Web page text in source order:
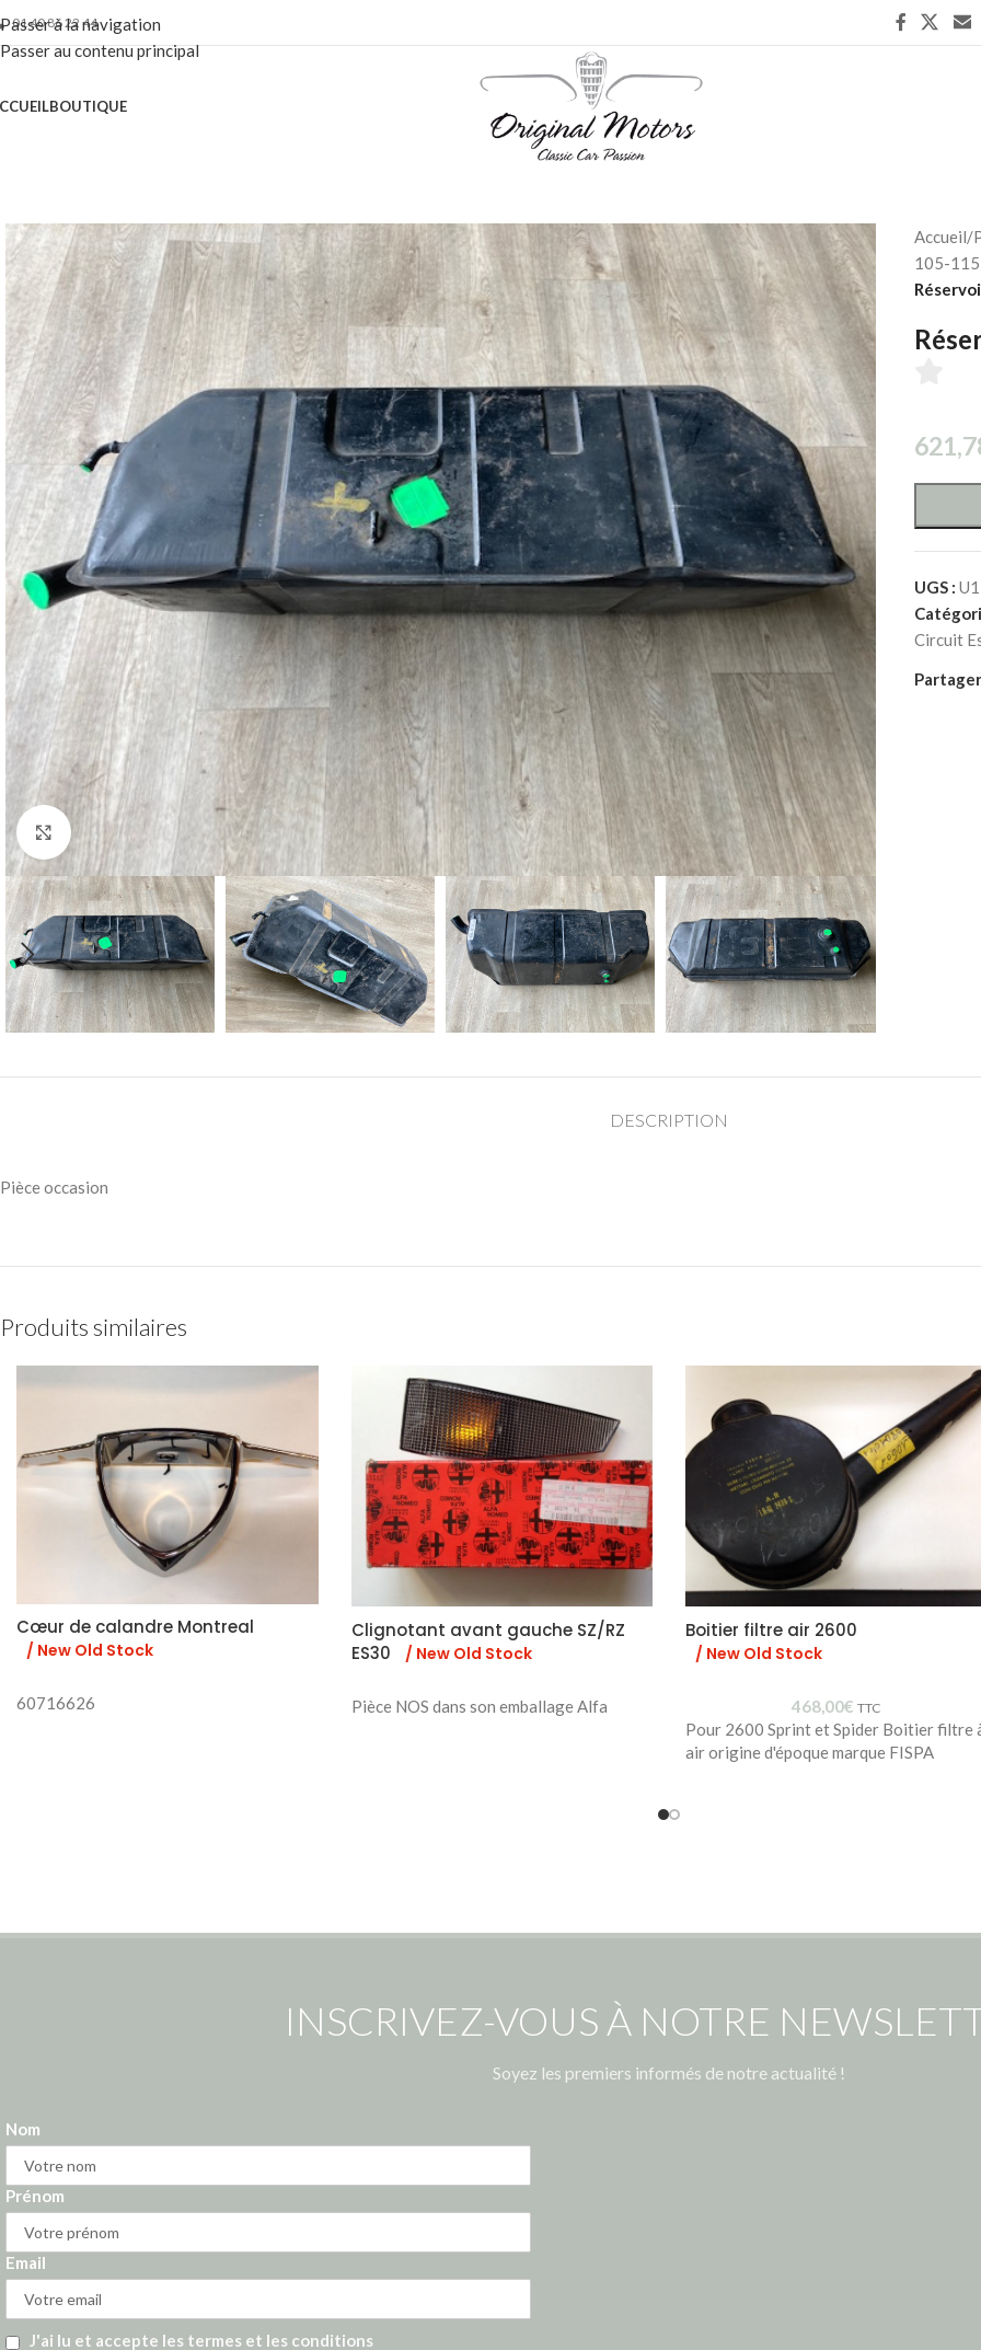
Passer à la navigation
Passer au contenu principal
01 40 86 22 44
BOUTIQUE
Cliquez pour agrandir
Accueil/
105-
UGS :
Circuit
DESCRIPTION
Pièce occasion
Produits similaires
Cœur de calandre Montreal
/ New Old Stock
60716626
Clignotant avant gauche SZ/RZ
ES30
/ New Old Stock
Pièce NOS dans son emballage Alfa
Boitier filtre air 2600
/ New Old Stock
468,00€ TTC
Pour 2600 Sprint et Spider Boitier filtre
air origine d'époque marque FISPA
INSCRIVEZ-VOUS À NOTRE
Soyez les premiers informés de notre actualité !
Nom
Prénom
Email
J'ai lu et accepte les termes et les conditions